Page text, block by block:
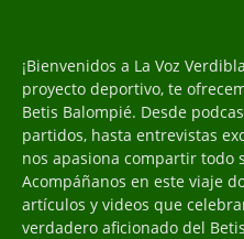
¡Bienvenidos a La Voz
proyecto deportivo, te
Betis Balompié. Desde
partidos, hasta entrevistas
nos apasiona compartir todo
Acompáñanos en este viaje
artículos y videos que
verdadero aficionado del